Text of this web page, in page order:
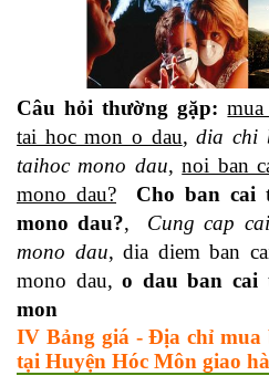
Câu hỏi thường gặp:
tai hoc mon o dau,dia chi
taihoc mono dau,noi ban
mono dau?
Cho ban cai
mono dau?, Cung cap
mono dau, dia diem ban
mono dau,o dau ban cai
mon
IV Bảng giá - Địa chỉ mua
tại Huyện Hóc Môn giao